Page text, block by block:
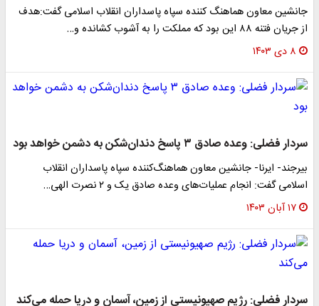
جانشین معاون هماهنگ کننده سپاه پاسداران انقلاب اسلامی گفت:هدف
از جریان فتنه ۸۸ این بود که مملکت را به آشوب کشانده و…
۸ دی ۱۴۰۳
سردار فضلی: وعده صادق ۳ پاسخ دندان‌شکن به دشمن خواهد بود
بیرجند- ایرنا- جانشین معاون هماهنگ‌کننده سپاه پاسداران انقلاب
اسلامی گفت: انجام عملیات‌های وعده صادق یک و ۲ نصرت الهی…
۱۷ آبان ۱۴۰۳
سردار فضلی: رژیم صهیونیستی از زمین، آسمان و دریا حمله می‌کند